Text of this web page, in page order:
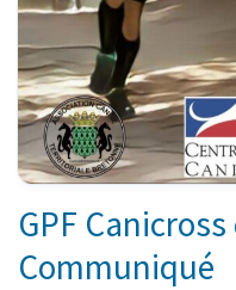
GPF
Communiqué